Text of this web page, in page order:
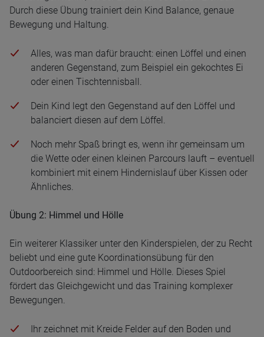
Durch diese Übung trainiert dein Kind Balance, genaue
Bewegung und Haltung.
Alles, was man dafür braucht: einen Löffel und einen
anderen Gegenstand, zum Beispiel ein gekochtes Ei
oder einen Tischtennisball.
Dein Kind legt den Gegenstand auf den Löffel und
balanciert diesen auf dem Löffel.
Noch mehr Spaß bringt es, wenn ihr gemeinsam um
die Wette oder einen kleinen Parcours lauft – eventuell
kombiniert mit einem Hindernislauf über Kissen oder
Ähnliches.
Übung 2: Himmel und Hölle
Ein weiterer Klassiker unter den Kinderspielen, der zu Recht
beliebt und eine gute Koordinationsübung für den
Outdoorbereich sind: Himmel und Hölle. Dieses Spiel
fördert das Gleichgewicht und das Training komplexer
Bewegungen.
Ihr zeichnet mit Kreide Felder auf den Boden und